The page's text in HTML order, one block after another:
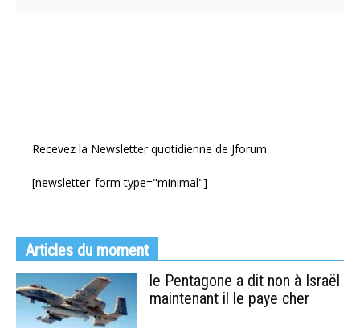
Recevez la Newsletter quotidienne de Jforum
[newsletter_form type="minimal"]
Articles du moment
le Pentagone a dit non à Israël
maintenant il le paye cher